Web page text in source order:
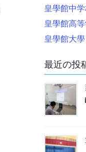
皇學館中
皇學館高
皇學館大學
最近の投